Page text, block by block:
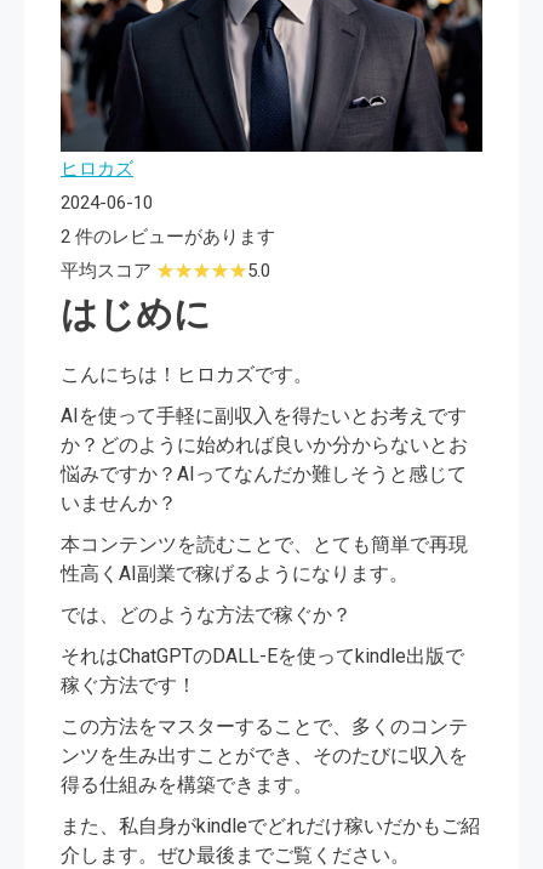
ヒロカズ
2024-06-10
2 件のレビューがあります
平均スコア
5.0
はじめに
こんにちは！ヒロカズです。
AIを使って手軽に副収入を得たいとお考えです
か？どのように始めれば良いか分からないとお
悩みですか？AIってなんだか難しそうと感じて
いませんか？
本コンテンツを読むことで、とても簡単で再現
性高くAI副業で稼げるようになります。
では、どのような方法で稼ぐか？
それはChatGPTのDALL-Eを使ってkindle出版で
稼ぐ方法です！
この方法をマスターすることで、多くのコンテ
ンツを生み出すことができ、そのたびに収入を
得る仕組みを構築できます。
また、私自身がkindleでどれだけ稼いだかもご紹
介します。ぜひ最後までご覧ください。